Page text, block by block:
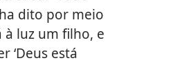
dito por meio
luz um filho, e
‘Deus está